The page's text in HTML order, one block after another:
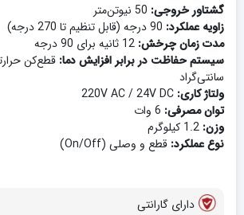
گشتاور خروجی:
زاویه عملکرد:
مدت زمان چرخش:
سیستم حفاظت در برابر افزایش دما:
سانتی‌گراد
ولتاژ کاری:
توان مصرفی:
وزن:
نوع عملکرد: قطع و وصلی (On/Off)
دارای گارانتی